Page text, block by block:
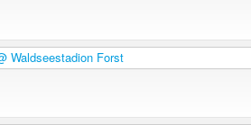
Waldseestadion Forst